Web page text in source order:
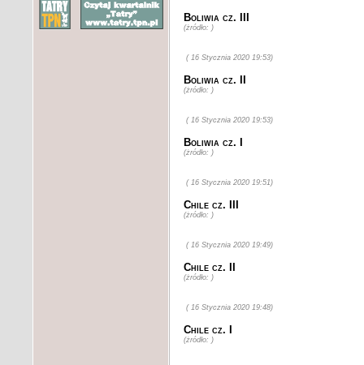
Boliwia cz. III
(żródło: )
( 16 Stycznia 2020 19:53)
Boliwia cz. II
(żródło: )
( 16 Stycznia 2020 19:53)
Boliwia cz. I
(żródło: )
( 16 Stycznia 2020 19:51)
Chile cz. III
(żródło: )
( 16 Stycznia 2020 19:49)
Chile cz. II
(żródło: )
( 16 Stycznia 2020 19:48)
Chile cz. I
(żródło: )